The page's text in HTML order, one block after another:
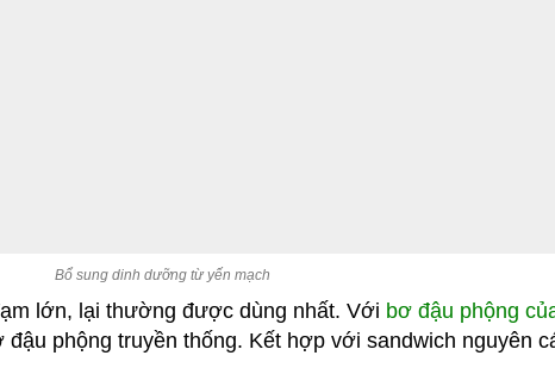
Bổ sung dinh dưỡng từ yến mạch
lớn, lại thường được dùng nhất. Với bơ đậu phộng
phộng truyền thống. Kết hợp với sandwich nguyên